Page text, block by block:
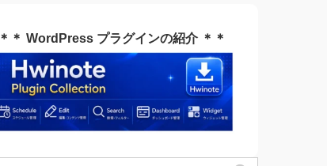
＊＊ WordPress プラグインの紹介 ＊＊